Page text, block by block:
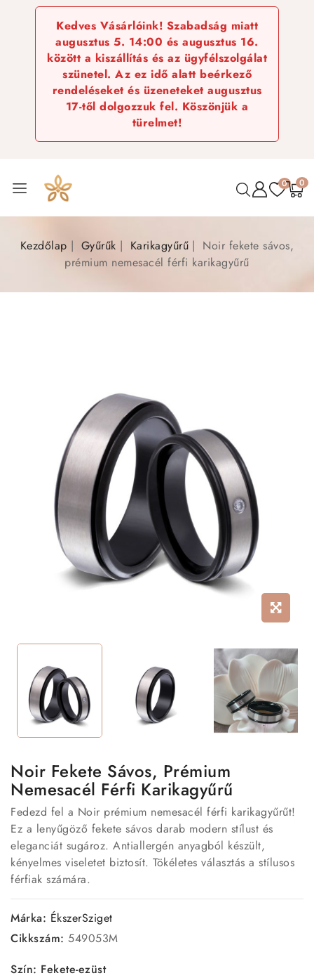
Kedves Vásárlóink! Szabadság miatt
augusztus 5. 14:00 és augusztus 16.
között a kiszállítás és az ügyfélszolgálat
szünetel. Az ez idő alatt beérkező
rendeléseket és üzeneteket augusztus
17-től dolgozzuk fel. Köszönjük a
türelmet!
0 0
Kezdőlap Gyűrűk Karikagyűrű
Noir fekete sávos,
prémium nemesacél férfi karikagyűrű
Noir Fekete Sávos, Prémium
Nemesacél Férfi Karikagyűrű
Fedezd fel a Noir prémium nemesacél férfi karikagyűrűt!
Ez a lenyűgöző fekete sávos darab modern stílust és
eleganciát sugároz. Antiallergén anyagból készült,
kényelmes viseletet biztosít. Tökéletes választás a stílusos
férfiak számára.
Márka: ÉkszerSziget
Cikkszám: 549053M
Szín: Fekete-ezüst